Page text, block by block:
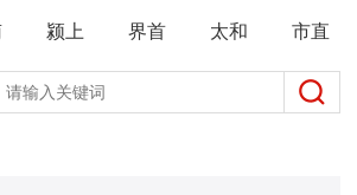
颍上 界首 太和 市直